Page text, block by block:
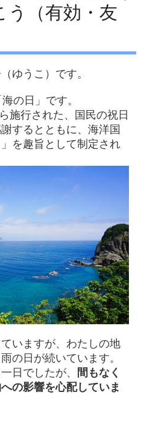
う（有効・友
ゆうこ）です。
の日」です。
施行された、国民の祝日
するとともに、海洋国
を趣旨として制定され
いますが、わたしの地
の日が続いています。
日でしたが、
間もなく
の影響を心配していま